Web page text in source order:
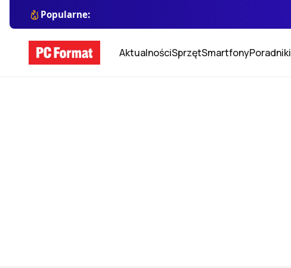
Popularne:
AktualnościSprzętSmartfonyPoradniki